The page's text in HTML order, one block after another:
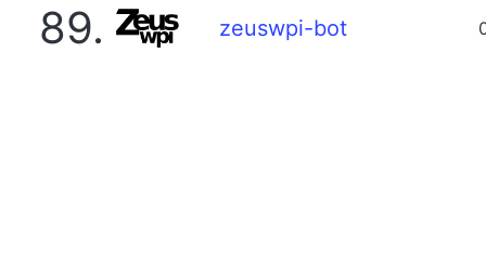
89. zeuswpi-bot